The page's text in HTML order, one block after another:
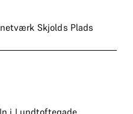
Skjolds Plads
en afsluttende
Skjolds Plads' samlede